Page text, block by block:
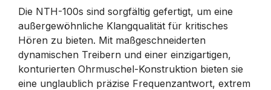
Die NTH-100s sind sorgfältig gefertigt, um eine
außergewöhnliche Klangqualität für kritisches
Hören zu bieten. Mit maßgeschneiderten
dynamischen Treibern und einer einzigartigen,
konturierten Ohrmuschel-Konstruktion bieten sie
eine unglaublich präzise Frequenzantwort, extrem